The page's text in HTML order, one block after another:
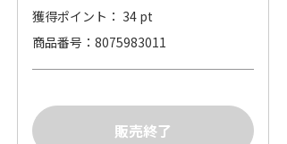
獲得ポイント： 34 pt
商品番号
8075983011